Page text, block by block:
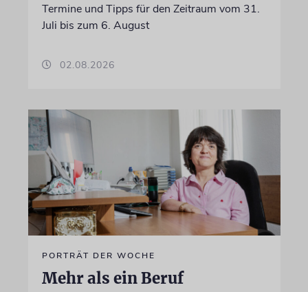
Termine und Tipps für den Zeitraum vom 31.
Juli bis zum 6. August
02.08.2026
PORTRÄT DER WOCHE
Mehr als ein Beruf